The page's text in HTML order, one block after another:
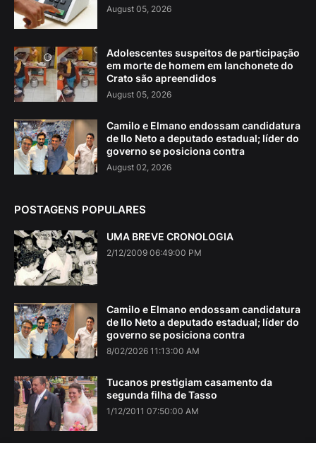
August 05, 2026
Adolescentes suspeitos de participação
em morte de homem em lanchonete do
Crato são apreendidos
August 05, 2026
Camilo e Elmano endossam candidatura
de Ilo Neto a deputado estadual; líder do
governo se posiciona contra
August 02, 2026
POSTAGENS POPULARES
UMA BREVE CRONOLOGIA
2/12/2009 06:49:00 PM
Camilo e Elmano endossam candidatura
de Ilo Neto a deputado estadual; líder do
governo se posiciona contra
8/02/2026 11:13:00 AM
Tucanos prestigiam casamento da
segunda filha de Tasso
1/12/2011 07:50:00 AM